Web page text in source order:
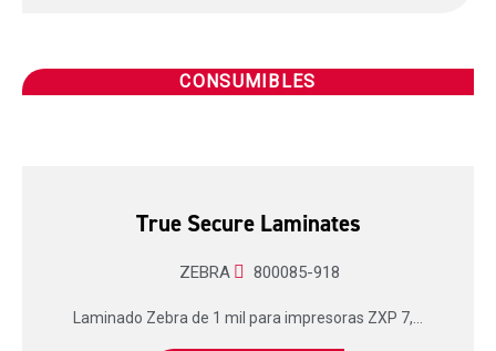
CONSUMIBLES
True Secure Laminates
ZEBRA 800085-918
Laminado Zebra de 1 mil para impresoras ZXP 7,...